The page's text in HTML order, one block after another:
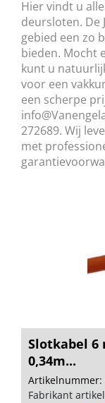
Hier vindt u
deursloten. De
gebied een zo
bieden. Mocht
kunt u
voor een
een scherpe
272689. Wij
met
Slotkabel 6
0,34m...
Artikelnummer:
Fabrikant